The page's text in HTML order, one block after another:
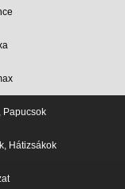
Papucsok
Hátizsákok